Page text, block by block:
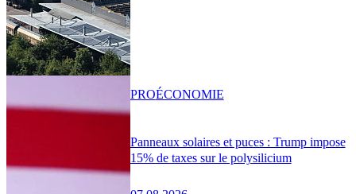
Panneaux solaires et puces : Trump impose
15% de taxes sur le polysilicium
PROÉCONOMIE